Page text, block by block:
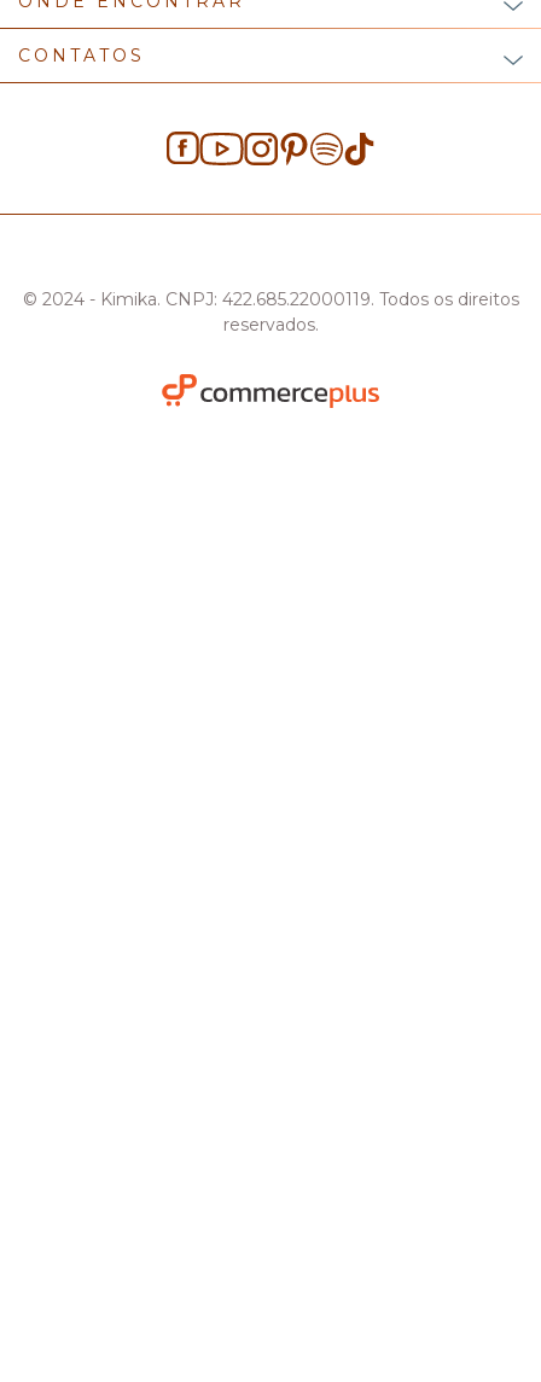
CONTATOS
© 2024 - Kimika. CNPJ: 422.685.22000119. Todos os direitos
reservados.